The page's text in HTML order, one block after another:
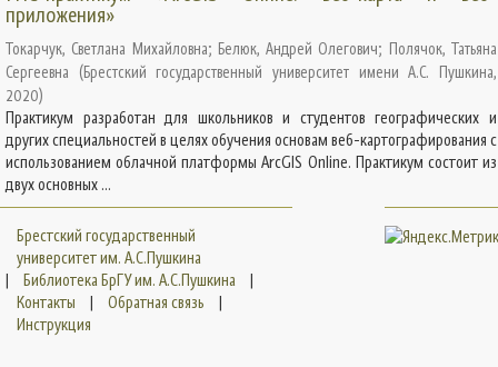
приложения»
Токарчук, Светлана Михайловна; Белюк, Андрей Олегович; Полячок, Татьяна
Сергеевна
(Брестский государственный университет имени А.С. Пушкина,
2020)
Практикум разработан для школьников и студентов географических и
других специальностей в целях обучения основам веб-картографирования с
использованием облачной платформы ArcGIS Online. Практикум состоит из
двух основных ...
Брестский государственный
университет им. А.С.Пушкина
|
Библиотека БрГУ им. А.С.Пушкина
|
Контакты
| Обратная связь
|
Инструкция